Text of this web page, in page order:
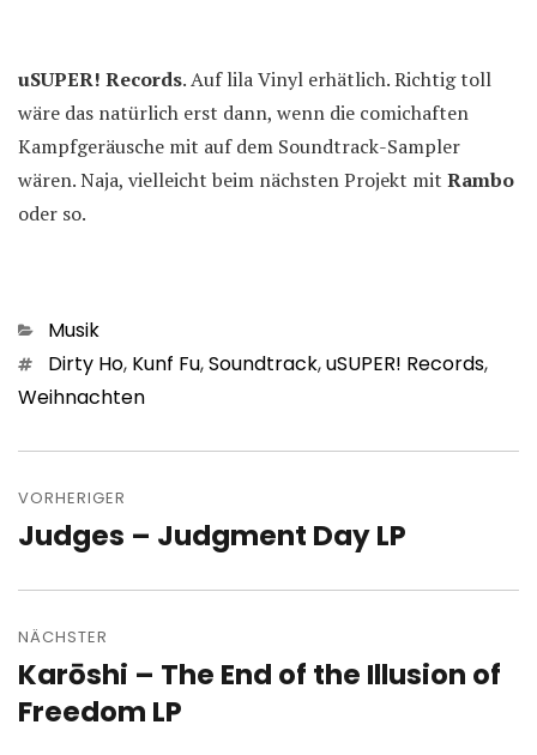
uSUPER! Records. Auf lila Vinyl erhätlich. Richtig toll
wäre das natürlich erst dann, wenn die comichaften
Kampfgeräusche mit auf dem Soundtrack-Sampler
wären. Naja, vielleicht beim nächsten Projekt mit Rambo
oder so.
Kategorien
Musik
Schlagwörter
Dirty Ho, Kunf Fu,Soundtrack,uSUPER! Records,
Weihnachten
VORHERIGER
Vorheriger
Judges – Judgment Day LP
NÄCHSTER
Nächster
Beitrag:
Kar​ō​shi – The End of the Illusion of
Freedom LP